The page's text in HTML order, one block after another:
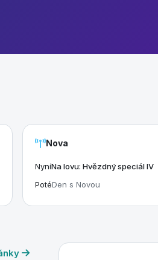
Nova
NyníNa lovu: Hvězdný speciál IV
PotéDen s Novou